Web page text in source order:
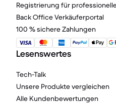
Registrierung für
Back Office Verkäuferportal
100 % sichere Zahlungen
Lesenswertes
Tech-Talk
Unsere Produkte vergleichen
Alle Kundenbewertungen